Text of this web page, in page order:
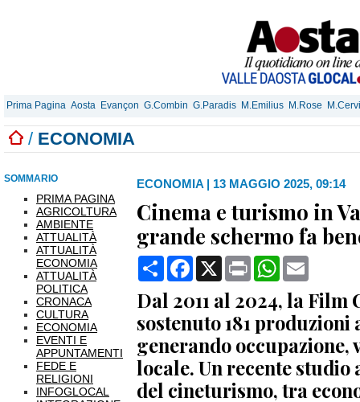
Prima Pagina Aosta Evançon G.Combin G.Paradis M.Emilius M.Rose
/ ECONOMIA
SOMMARIO
PRIMA PAGINA
AGRICOLTURA
AMBIENTE
ATTUALITÀ
ATTUALITÀ
ECONOMIA
ATTUALITÀ
POLITICA
CRONACA
CULTURA
ECONOMIA
EVENTI E
APPUNTAMENTI
FEDE E
RELIGIONI
INFOGLOCAL
ECONOMIA | 13 MAGGIO 2025, 09:14
Cinema e turismo in
grande schermo fa
CondividiFacebook
X Print WhatsApp
Dal 2011 al 2024, la Film
sostenuto 181 produzioni
generando
locale. Un recente
del cineturismo, tra